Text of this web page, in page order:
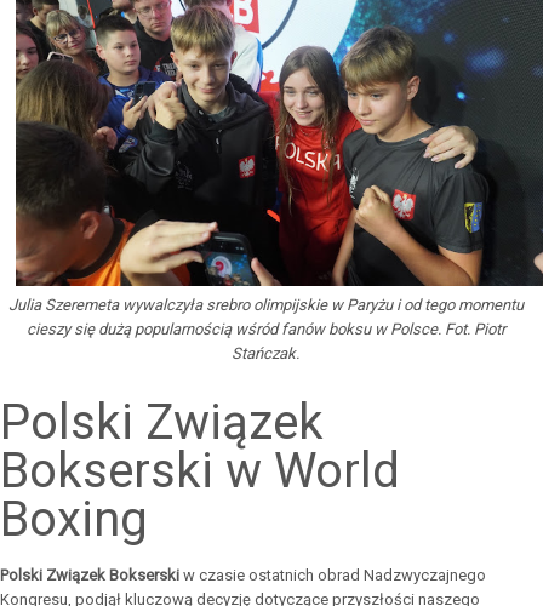
Julia Szeremeta wywalczyła srebro olimpijskie w Paryżu i od tego momentu
cieszy się dużą popularnością wśród fanów boksu w Polsce. Fot. Piotr
Stańczak.
Polski Związek
Bokserski w World
Boxing
Polski Związek Bokserski w czasie ostatnich obrad Nadzwyczajnego
Kongresu, podjął kluczową decyzję dotyczące przyszłości naszego